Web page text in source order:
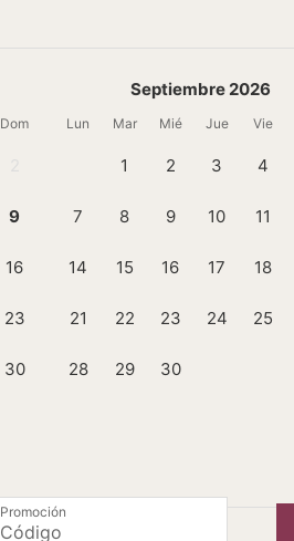
Dom
9
16
23
30
Septiembre 2026
Lun Mar Mié Jue Vie
1 2 3 4
7 8 9 10 11
14 15 16 17 18
21 22 23 24 25
28 29 30
Promoción